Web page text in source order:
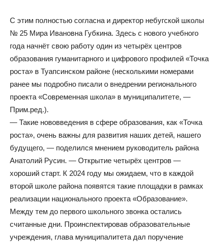
С этим полностью согласна и директор небугской школы
№ 25 Мира Ивановна Губкина. Здесь с нового учебного
года начнёт свою работу один из четырёх центров
образования гуманитарного и цифрового профилей «Точка
роста» в Туапсинском районе (несколькими номерами
ранее мы подробно писали о внедрении регионального
проекта «Современная школа» в муниципалитете, —
Прим.ред.).
— Такие нововведения в сфере образования, как «Точка
роста», очень важны для развития наших детей, нашего
будущего, — поделился мнением руководитель района
Анатолий Русин. — Открытие четырёх центров —
хороший старт. К 2024 году мы ожидаем, что в каждой
второй школе района появятся такие площадки в рамках
реализации национального проекта «Образование».
Между тем до первого школьного звонка остались
считанные дни. Проинспектировав образовательные
учреждения, глава муниципалитета дал поручение